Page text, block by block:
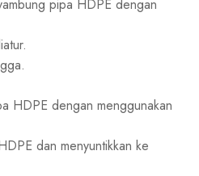
pipa HDPE dengan
HDPE dengan menggunakan
dan menyuntikkan ke